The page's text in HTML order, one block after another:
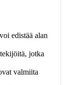
edistää alan
jotka
valmiita